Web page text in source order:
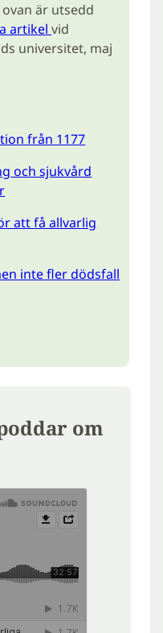
är utsedd
artikelvid
universitet, maj
från 1177
och sjukvård
att få allvarlig
inte fler dödsfall
om